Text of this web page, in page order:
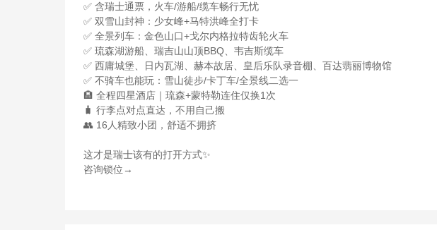
✅ 含瑞士通票，火车/游船/缆车畅行无忧
✅ 双雪山封神：少女峰+马特洪峰全打卡
✅ 全景列车：金色山口+戈尔内格拉特齿轮火车
✅ 琉森湖游船、瑞吉山山顶BBQ、韦吉斯缆车
✅ 西庸城堡、日内瓦湖、赫本故居、皇后乐队录音棚、百达翡丽博物馆
✅ 不骑车也能玩：雪山徒步/卡丁车/全景线二选一
🏨 全程四星酒店｜琉森+蒙特勒连住仅换1次
🧳 行李点对点直达，不用自己搬
👥 16人精致小团，舒适不拥挤
这才是瑞士该有的打开方式✨
咨询锁位→